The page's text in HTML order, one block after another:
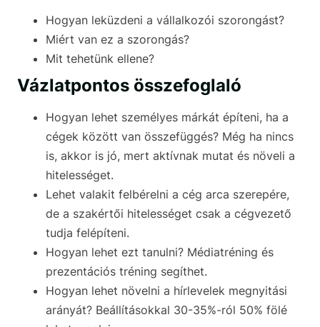
Hogyan leküzdeni a vállalkozói szorongást?
Miért van ez a szorongás?
Mit tehetünk ellene?
Vázlatpontos összefoglaló
Hogyan lehet személyes márkát építeni, ha a
cégek között van összefüggés? Még ha nincs
is, akkor is jó, mert aktívnak mutat és növeli a
hitelességet.
Lehet valakit felbérelni a cég arca szerepére,
de a szakértői hitelességet csak a cégvezető
tudja felépíteni.
Hogyan lehet ezt tanulni? Médiatréning és
prezentációs tréning segíthet.
Hogyan lehet növelni a hírlevelek megnyitási
arányát? Beállításokkal 30-35%-ról 50% fölé